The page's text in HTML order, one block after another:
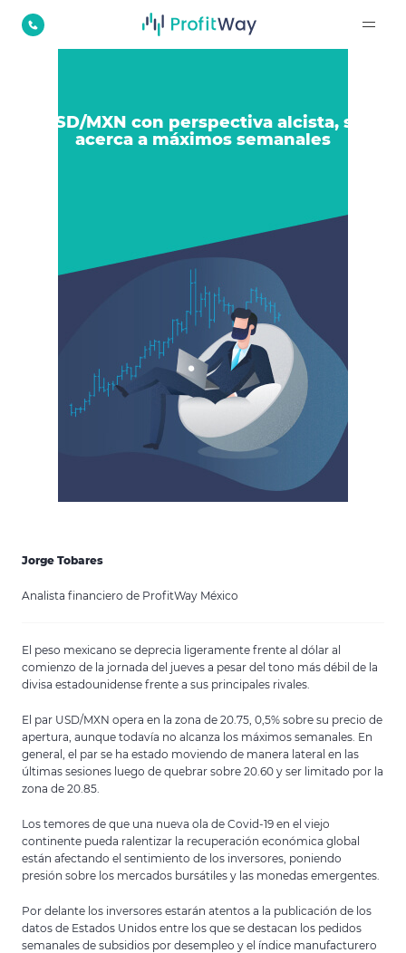
USD/MXN con perspectiva alcista, se
acerca a máximos semanales
Jorge Tobares
Analista financiero de ProfitWay México
El peso mexicano se deprecia ligeramente frente al dólar al
comienzo de la jornada del jueves a pesar del tono más débil de la
divisa estadounidense frente a sus principales rivales.
El par USD/MXN opera en la zona de 20.75, 0,5% sobre su precio de
apertura, aunque todavía no alcanza los máximos semanales. En
general, el par se ha estado moviendo de manera lateral en las
últimas sesiones luego de quebrar sobre 20.60 y ser limitado por la
zona de 20.85.
Los temores de que una nueva ola de Covid-19 en el viejo
continente pueda ralentizar la recuperación económica global
están afectando el sentimiento de los inversores, poniendo
presión sobre los mercados bursátiles y las monedas emergentes.
Por delante los inversores estarán atentos a la publicación de los
datos de Estados Unidos entre los que se destacan los pedidos
semanales de subsidios por desempleo y el índice manufacturero